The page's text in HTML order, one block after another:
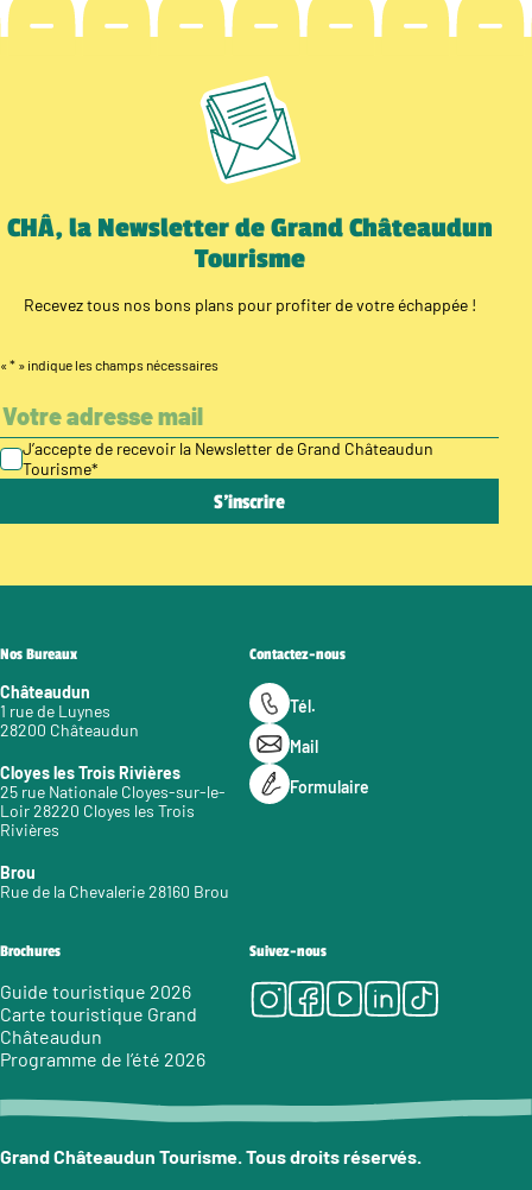
CHÂ, la Newsletter de Grand Châteaudun
Tourisme
Recevez tous nos bons plans pour profiter de votre échappée !
« * » indique les champs nécessaires
J’accepte de recevoir la Newsletter de Grand Châteaudun
Tourisme*
Nos Bureaux
Châteaudun
1 rue de Luynes
28200 Châteaudun
Cloyes les Trois Rivières
25 rue Nationale Cloyes-sur-le-
Loir 28220 Cloyes les Trois
Rivières
Brou
Rue de la Chevalerie 28160 Brou
Contactez-nous
Tél.
Mail
Formulaire
Brochures
Guide touristique 2026
Carte touristique Grand
Châteaudun
Programme de l’été 2026
Suivez-nous
Instagram
Facebook
Youtube
LinkedIn
Tiktok
Grand Châteaudun Tourisme. Tous droits réservés.